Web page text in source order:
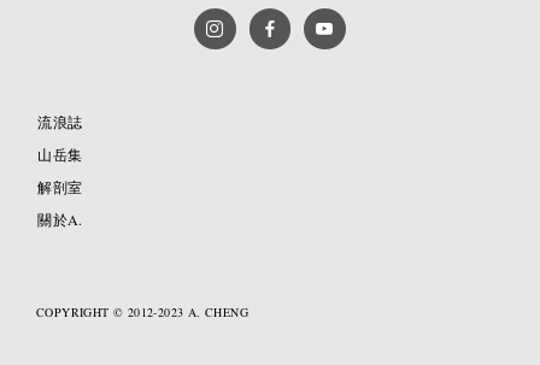
流浪誌
山岳集
解剖室
關於A.
COPYRIGHT © 2012-2023 A. CHENG